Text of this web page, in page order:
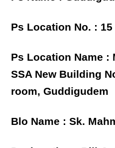
Ps Location No. : 15
Ps Location Name :
SSA New Building
room, Guddigudem
Blo Name : Sk.